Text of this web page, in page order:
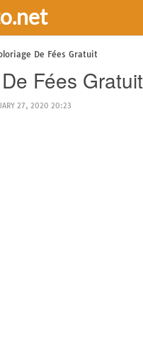
De Fées Gratuit
Fées Gratuit
27, 2020 20:23